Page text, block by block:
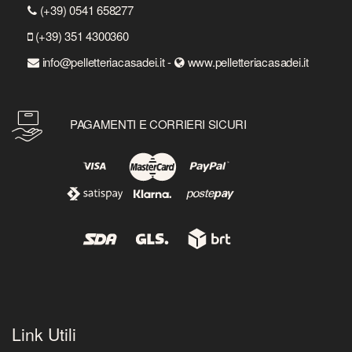
(+39) 0541 658277
(+39) 351 4300360
info@pelletteriacasadei.it -
www.pelletteriacasadei.it
PAGAMENTI E CORRIERI SICURI
Link Utili